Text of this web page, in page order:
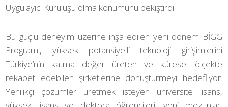
Uygulayıcı Kuruluşu olma konumunu pekiştirdi.
Bu güçlü deneyim üzerine inşa edilen yeni dönem BİGG
Programı, yüksek potansiyelli teknoloji girişimlerini
Türkiye’nin katma değer üreten ve küresel ölçekte
rekabet edebilen şirketlerine dönüştürmeyi hedefliyor.
Yenilikçi çözümler üretmek isteyen üniversite lisans,